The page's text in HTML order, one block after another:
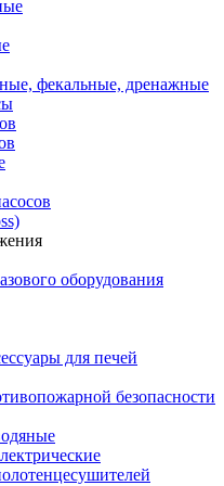
фекальные, дренажные
оборудования
для печей
безопасности